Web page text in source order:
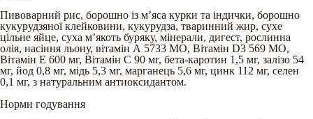
Пивоварний рис, борошно із м’яса курки та індички, борошно
кукурудзяної клейковини, кукурудза, тваринний жир, сухе
цільне яйце, суха м’якоть буряку, мінерали, дигест, рослинна
олія, насіння льону, вітамін А 5733 МО, Вітамін D3 569 МO,
Вітамін E 600 мг, Вітамін C 90 мг, бета-каротин 1,5 мг, залізо 54
мг, йод 0,8 мг, мідь 5,3 мг, марганець 5,6 мг, цинк 112 мг, селен
0,1 мг, з натуральним антиоксидантом.
Норми годування